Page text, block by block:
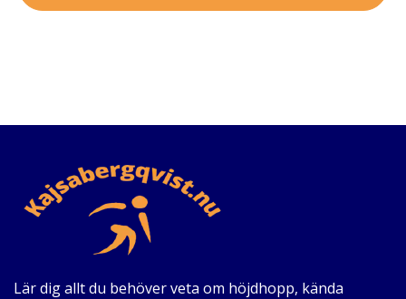
Lär dig allt du behöver veta om höjdhopp, kända